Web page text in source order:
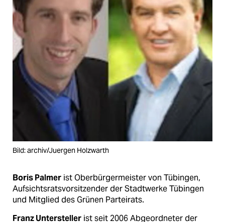
Bild: archiv/Juergen Holzwarth
Boris Palmer ist Oberbürgermeister von Tübingen,
Aufsichtsratsvorsitzender der Stadtwerke Tübingen
und Mitglied des Grünen Parteirats.
Franz Untersteller ist seit 2006 Abgeordneter der